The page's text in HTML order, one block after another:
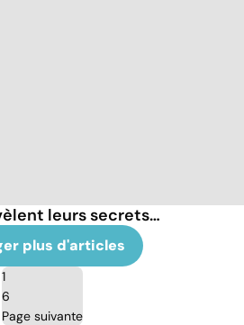
leurs secrets…
plus d'articles
1
6
Page suivante